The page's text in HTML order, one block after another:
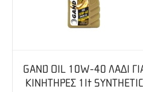
GAND OIL 10W-40 ΛΑΔΙ
ΚΙΝΗΤΗΡΕΣ 1lt SYNTHETIC